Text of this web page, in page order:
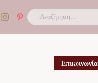
Επικοινωνία